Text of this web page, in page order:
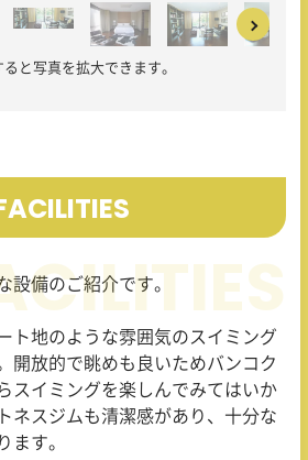
ると写真を拡大できます。
設備のご紹介です。
ト地のような雰囲気のスイミング
開放的で眺めも良いためバンコク
スイミングを楽しんでみてはいか
ネスジムも清潔感があり、十分な
ます。